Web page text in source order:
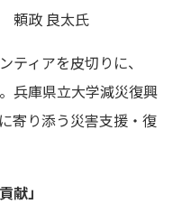
頼政 良太氏
ティアを皮切りに、
兵庫県立大学減災復興
寄り添う災害支援・復
献」